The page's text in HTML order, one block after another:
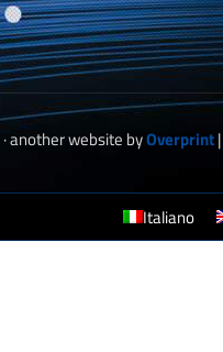
· another website byOverprint|
Italiano